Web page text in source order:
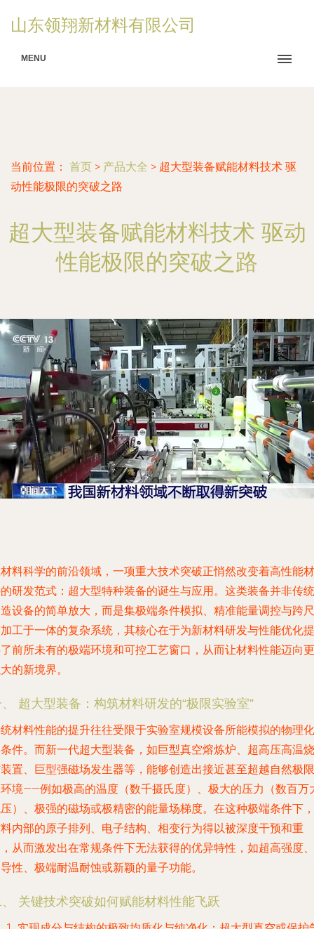
山东领翔新材料有限公司
MENU
当前位置： 首页 > 产品大全 > 超大型装备赋能材料技术 驱
动性能极限的突破之路
超大型装备赋能材料技术 驱动
性能极限的突破之路
料科学的前沿领域，一项重大技术突破正悄然改变着高性能材
研发范式：超大型特种装备的诞生与应用。这类装备并非传统
设备的简单放大，而是集极端条件模拟、精准能量调控与跨尺
工于一体的复杂系统，其核心在于为新材料研发与性能优化提
前所未有的极端环境和可控工艺窗口，从而让材料性能迈向更
的新境界。
超大型装备：构筑材料研发的“极限实验室”
材料性能的提升往往受限于实验室规模设备所能模拟的物理化
件。而新一代超大型装备，如巨型真空熔炼炉、超高压高温烧
置、巨型强磁场发生器等，能够创造出接近甚至超越自然极限
境——例如极高的温度（数千摄氏度）、极大的压力（数百万
）、极强的磁场或极精密的能量场梯度。在这种极端条件下，
内部的原子排列、电子结构、相变行为得以被深度干预和重
从而激发出在常规条件下无法获得的优异特性，如超高强度、
性、极端耐温耐蚀或新颖的量子功能。
关键技术突破如何赋能材料性能飞跃